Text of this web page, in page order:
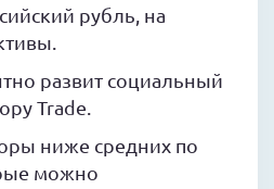
рубль, на
развит социальный
Trade.
ниже средних по
можно